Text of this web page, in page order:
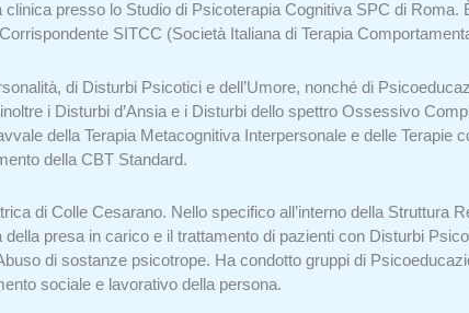
presso lo Studio di Psicoterapia Cognitiva SPC di Roma.
SITCC (Società Italiana di Terapia
di Disturbi Psicotici e dell’Umore, nonché di
i Disturbi d’Ansia e i Disturbi dello spettro Ossessivo
della Terapia Metacognitiva Interpersonale e delle Terapie
della CBT Standard.
di Colle Cesarano. Nello specifico all’interno della Struttura
presa in carico e il trattamento di pazienti con Disturbi
di sostanze psicotrope. Ha condotto gruppi di
sociale e lavorativo della persona.